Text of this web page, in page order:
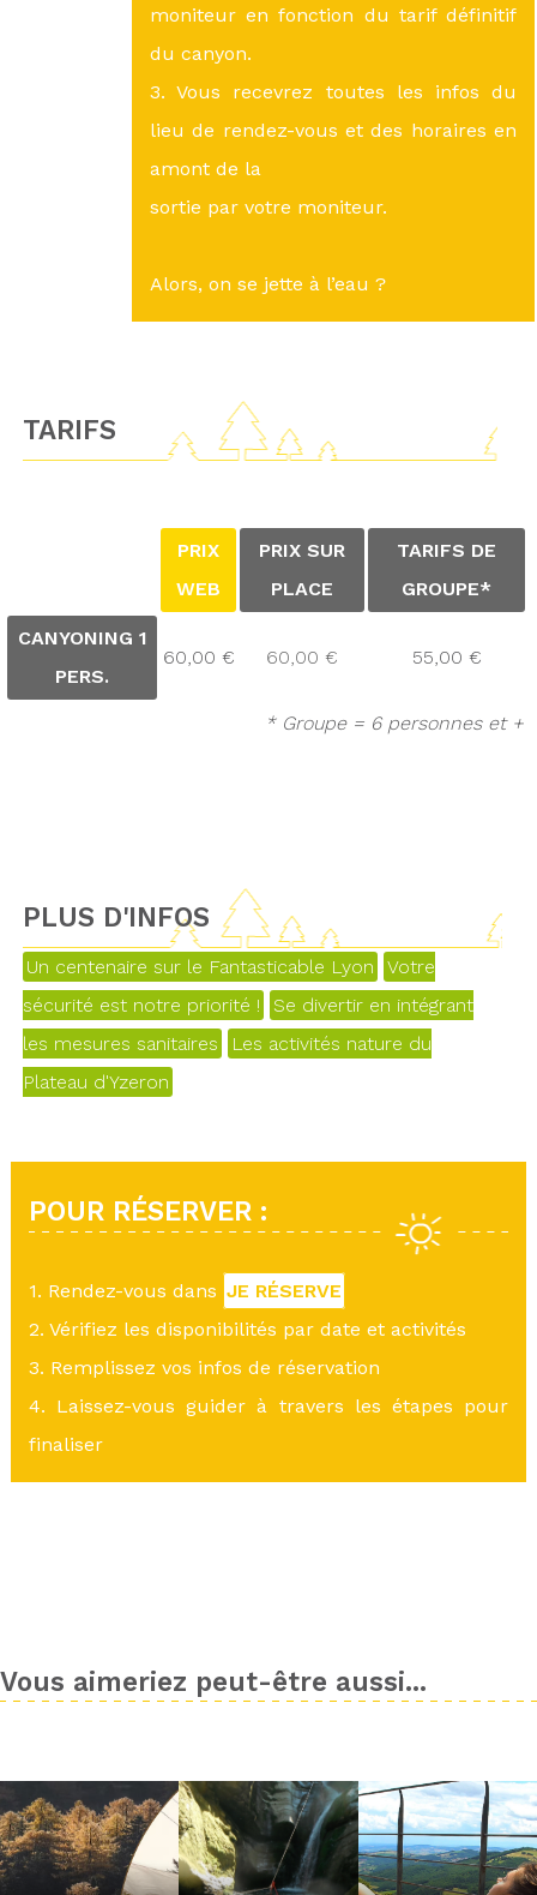
moniteur en fonction du tarif définitif
du canyon.
3. Vous recevrez toutes les infos du
lieu de rendez-vous et des horaires en
amont de la
sortie par votre moniteur.
Alors, on se jette à l’eau ?
TARIFS
PRIX
WEB
PRIX SUR
PLACE
TARIFS DE
GROUPE*
CANYONING 1
PERS.
60,00 € 60,00 € 55,00 €
* Groupe = 6 personnes et +
PLUS D'INFOS
Un centenaire sur le Fantasticable Lyon
Votre
sécurité est notre priorité !
Se divertir en intégrant
les mesures sanitaires
Les activités nature du
Plateau d'Yzeron
POUR RÉSERVER :
1. Rendez-vous dans JE RÉSERVE
2. Vérifiez les disponibilités par date et activités
3. Remplissez vos infos de réservation
4. Laissez-vous guider à travers les étapes pour
finaliser
Vous aimeriez peut-être aussi...